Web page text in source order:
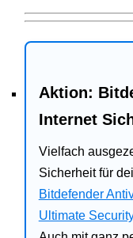
Aktion:
Internet
Vielfach
Sicherheit für
Bitdefender
Ultimate